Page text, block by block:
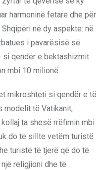
harmoninë fetare dhe për
në dy aspekte: në
i pavarësisë së
si qendër e bektashizmit
mbi 10 milionë.
mikroshteti si qendër e të
modelit të Vatikanit,
ta shesë rrëfimin mbi
do të sillte vetëm turistë
turistë të tjerë që do të
religjioni dhe të